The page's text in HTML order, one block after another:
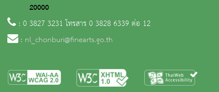
20000
: 0 3827 3231 โทรสาร 0 3828 6339 ต่อ 12
: nl_chonburi@finearts.go.th